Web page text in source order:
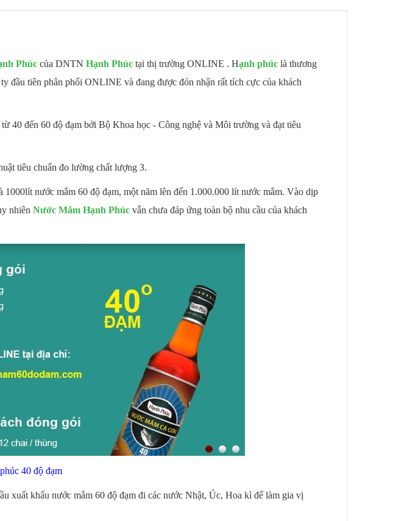
Phúc của DNTN Hạnh Phúc tại thị trường ONLINE . Hạnh phúc là thương
đầu tiên phân phối ONLINE và đang được đón nhận rất tích cực của khách
40 đến 60 độ đạm bởi Bộ Khoa học - Công nghệ và Môi trường và đạt tiêu
tiêu chuẩn đo lường chất lượng 3.
1000lít nước mắm 60 độ đạm, một năm lên đến 1.000.000 lít nước mắm. Vào dịp
nhiên Nước Mắm Hạnh Phúc vẫn chưa đáp ứng toàn bộ nhu cầu của khách
40 độ đạm
xuất khẩu nước mắm 60 độ đạm đi các nước Nhật, Úc, Hoa kì để làm gia vị